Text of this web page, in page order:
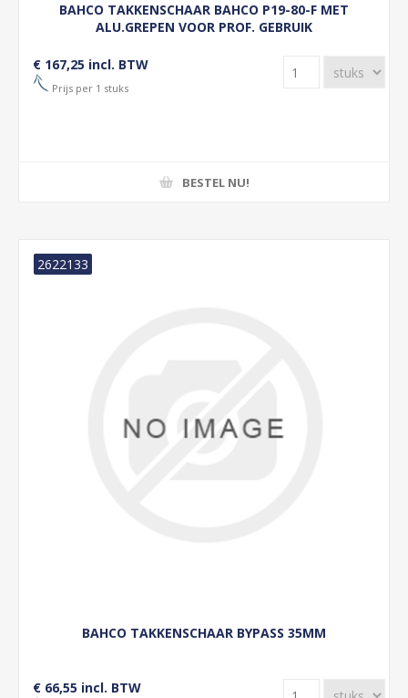
BAHCO TAKKENSCHAAR BAHCO P19-80-F MET
ALU.GREPEN VOOR PROF. GEBRUIK
€ 167,25 incl. BTW
Prijs per 1 stuks
BESTEL NU!
BAHCO TAKKENSCHAAR BYPASS 35MM
2622133
€ 66,55 incl. BTW